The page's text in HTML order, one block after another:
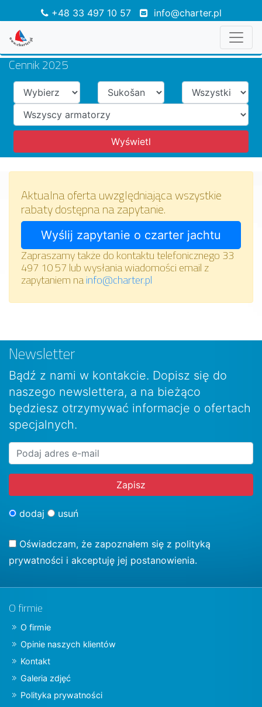
+48 33 497 10 57 info@charter.pl
Cennik 2025
Aktualna oferta uwzględniająca wszystkie
rabaty dostępna na zapytanie.
Zapraszamy także do kontaktu telefonicznego 33
497 10 57 lub wysłania wiadomości email z
zapytaniem nainfo@charter.pl
Newsletter
Bądź z nami w kontakcie. Dopisz się do
naszego newslettera, a na bieżąco
będziesz otrzymywać informacje o ofertach
specjalnych.
dodaj usuń
Oświadczam, że zapoznałem się z polityką
prywatności i akceptuję jej postanowienia.
O firmie
O firmie
Opinie naszych klientów
Kontakt
Galeria zdjęć
Polityka prywatności